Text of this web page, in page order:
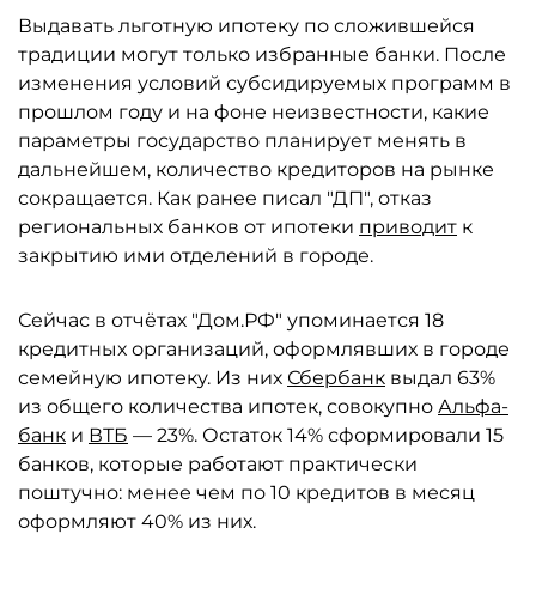
Выдавать льготную ипотеку по сложившейся
традиции могут только избранные банки. После
изменения условий субсидируемых программ в
прошлом году и на фоне неизвестности, какие
параметры государство планирует менять в
дальнейшем, количество кредиторов на рынке
сокращается. Как ранее писал "ДП", отказ
региональных банков от ипотеки приводит к
закрытию ими отделений в городе.
Сейчас в отчётах "Дом.РФ" упоминается 18
кредитных организаций, оформлявших в городе
семейную ипотеку. Из них Сбербанк выдал 63%
из общего количества ипотек, совокупно Альфа-
банк и ВТБ — 23%. Остаток 14% сформировали 15
банков, которые работают практически
поштучно: менее чем по 10 кредитов в месяц
оформляют 40% из них.